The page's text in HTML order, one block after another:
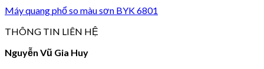
Máy quang phổ so màu sơn BYK 6801
THÔNG TIN LIÊN HỆ
Nguyễn Vũ Gia Huy